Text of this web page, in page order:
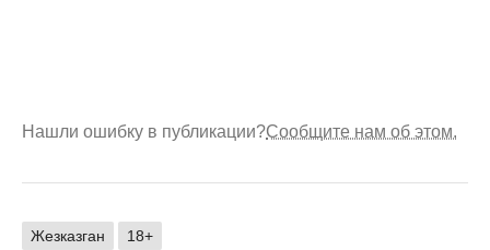
Нашли ошибку в публикации?Сообщите нам об этом.
Жезказган 18+